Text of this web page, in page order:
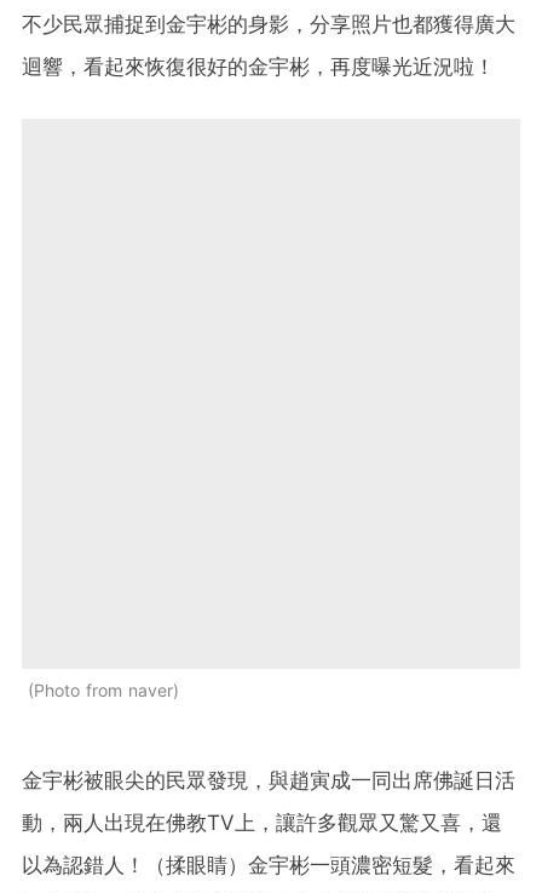
不少民眾捕捉到金宇彬的身影，分享照片也都獲得廣大
迴響，看起來恢復很好的金宇彬，再度曝光近況啦！
Photo from naver
金宇彬被眼尖的民眾發現，與趙寅成一同出席佛誕日活
動，兩人出現在佛教TV上，讓許多觀眾又驚又喜，還
以為認錯人！（揉眼睛）金宇彬一頭濃密短髮，看起來